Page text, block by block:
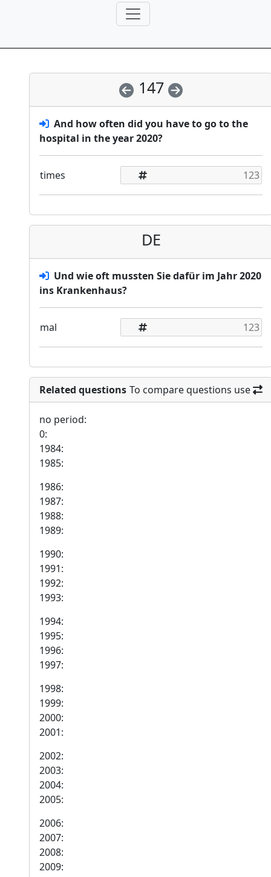
147
And how often did you have to go to the
hospital in the year 2020?
times
DE
Und wie oft mussten Sie dafür im Jahr 2020
ins Krankenhaus?
mal
Related questions To compare questions use
no period:
0:
1984:
1985:
1986:
1987:
1988:
1989:
1990:
1991:
1992:
1993:
1994:
1995:
1996:
1997:
1998:
1999:
2000:
2001:
2002:
2003:
2004:
2005:
2006:
2007:
2008:
2009: